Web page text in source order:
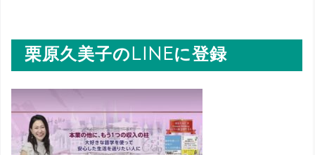
栗原久美子のLINEに登録